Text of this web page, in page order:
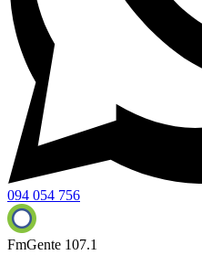
094 054 756
FmGente 107.1